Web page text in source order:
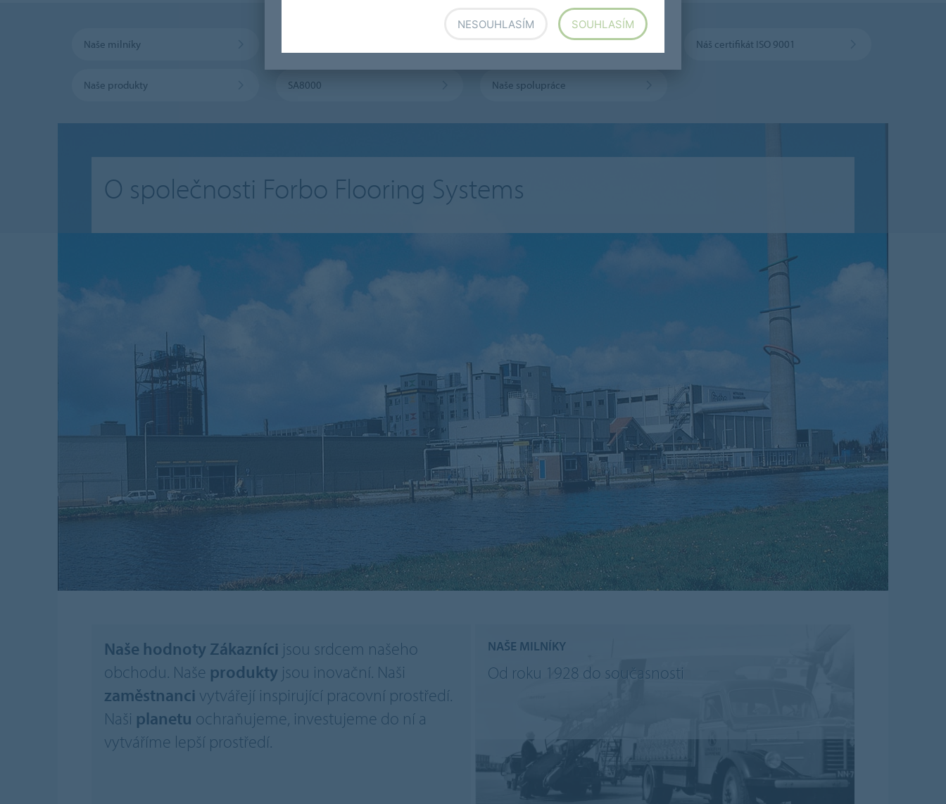
Naše milníky Náš certifikát ISO 9001
Naše produkty SA8000 Naše spolupráce
O společnosti Forbo Flooring Systems
Naše hodnoty Zákazníci jsou srdcem našeho
obchodu. Naše produkty jsou inovační. Naši
zaměstnanci vytvářejí inspirující pracovní prostředí.
Naši planetu ochraňujeme, investujeme do ní a
vytváříme lepší prostředí.
NAŠE MILNÍKY
Od roku 1928 do současnosti
NESOUHLASÍM SOUHLASÍM